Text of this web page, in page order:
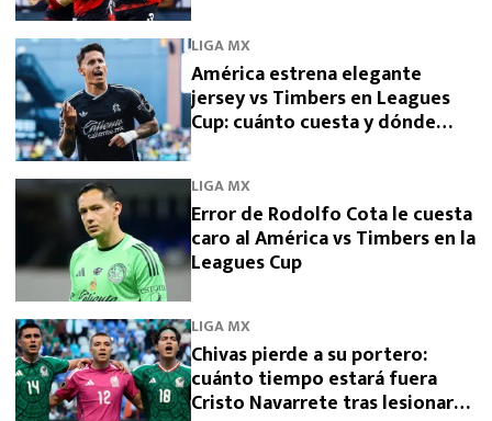
LIGA MX
América estrena elegante
jersey vs Timbers en Leagues
Cup: cuánto cuesta y dónde
LIGA MX
Error de Rodolfo Cota le cuesta
caro al América vs Timbers en la
Leagues Cup
LIGA MX
Chivas pierde a su portero:
cuánto tiempo estará fuera
Cristo Navarrete tras lesionarse